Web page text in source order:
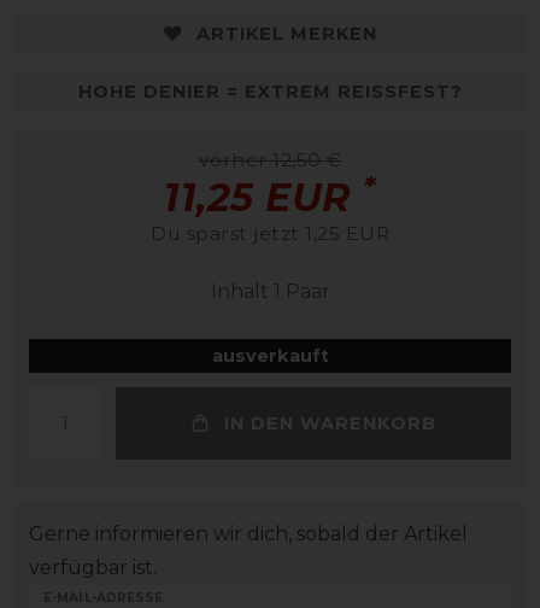
ARTIKEL MERKEN
HOHE DENIER = EXTREM REISSFEST?
vorher 12,50 €
11,25 EUR *
Du sparst jetzt 1,25 EUR
Inhalt 1 Paar
ausverkauft
IN DEN WARENKORB
Gerne informieren wir dich, sobald der Artikel
verfügbar ist.
E-MAIL-ADRESSE